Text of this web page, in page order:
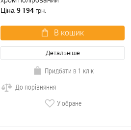
Ціна 9 194 грн.
В кошик
Детальніше
Придбати в 1 клік
До порівняння
У обране